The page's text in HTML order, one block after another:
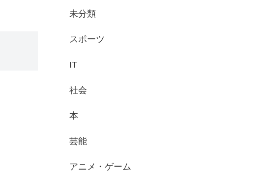
未分類
スポーツ
IT
社会
本
芸能
アニメ・ゲーム